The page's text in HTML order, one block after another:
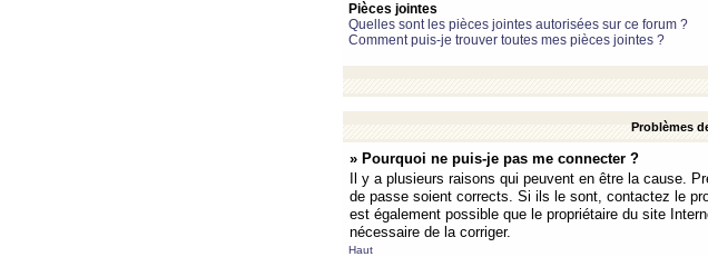
Pièces jointes
Quelles sont les pièces jointes autorisées sur ce forum ?
Comment puis-je trouver toutes mes pièces jointes ?
Problèmes
» Pourquoi ne puis-je pas me connecter ?
Il y a plusieurs raisons qui peuvent en être la cause.
de passe soient corrects. Si ils le sont, contactez le
est également possible que le propriétaire du site
nécessaire de la corriger.
Haut